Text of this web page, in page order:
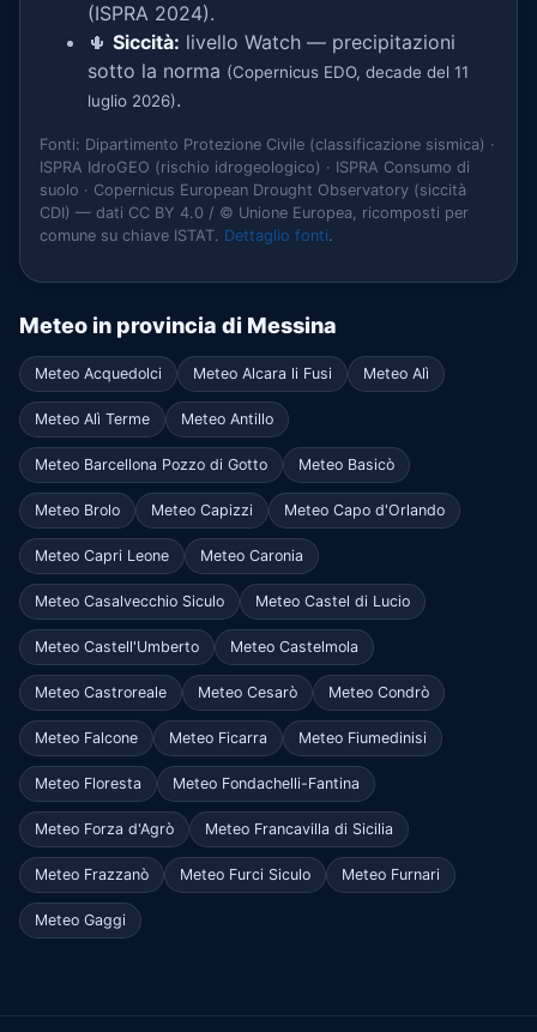
(ISPRA 2024).
🌵 Siccità: livello Watch — precipitazioni
sotto la norma (Copernicus EDO, decade del 11
luglio 2026).
Fonti: Dipartimento Protezione Civile (classificazione sismica) ·
ISPRA IdroGEO (rischio idrogeologico) · ISPRA Consumo di
suolo · Copernicus European Drought Observatory (siccità
CDI) — dati CC BY 4.0 / © Unione Europea, ricomposti per
comune su chiave ISTAT. Dettaglio fonti.
Meteo in provincia di Messina
Meteo Acquedolci Meteo Alcara li Fusi Meteo Alì
Meteo Alì Terme Meteo Antillo
Meteo Barcellona Pozzo di Gotto Meteo Basicò
Meteo Brolo Meteo Capizzi Meteo Capo d'Orlando
Meteo Capri Leone Meteo Caronia
Meteo Casalvecchio Siculo Meteo Castel di Lucio
Meteo Castell'Umberto Meteo Castelmola
Meteo Castroreale Meteo Cesarò Meteo Condrò
Meteo Falcone Meteo Ficarra Meteo Fiumedinisi
Meteo Floresta Meteo Fondachelli-Fantina
Meteo Forza d'Agrò Meteo Francavilla di Sicilia
Meteo Frazzanò Meteo Furci Siculo Meteo Furnari
Meteo Gaggi